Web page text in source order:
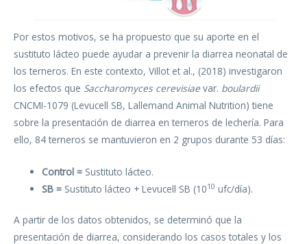
Por estos motivos, se ha propuesto que su aporte en el
sustituto lácteo puede ayudar a prevenir la diarrea neonatal de
los terneros. En este contexto, Villot et al., (2018) investigaron
los efectos que Saccharomyces cerevisiae var. boulardii
CNCMI-1079 (Levucell SB, Lallemand Animal Nutrition) tiene
sobre la presentación de diarrea en terneros de lechería. Para
ello, 84 terneros se mantuvieron en 2 grupos durante 53 días:
Control = Sustituto lácteo.
SB = Sustituto lácteo + Levucell SB (1010 ufc/día).
A partir de los datos obtenidos, se determinó que la
presentación de diarrea, considerando los casos totales y los